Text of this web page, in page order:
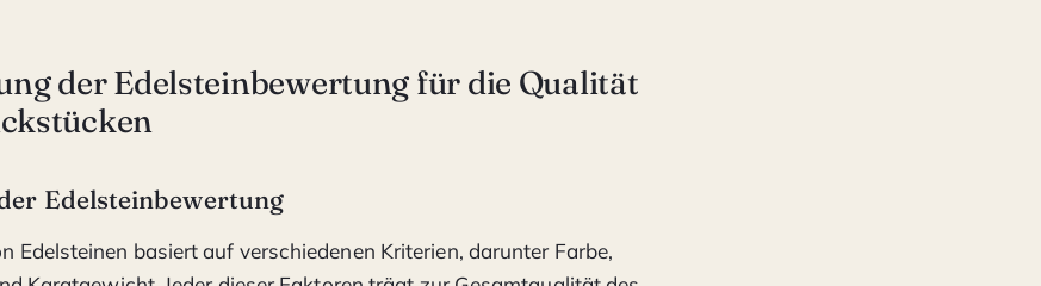
der Edelsteinbewertung für die Qualität
Edelsteinbewertung
Edelsteinen basiert auf verschiedenen Kriterien, darunter Farbe,